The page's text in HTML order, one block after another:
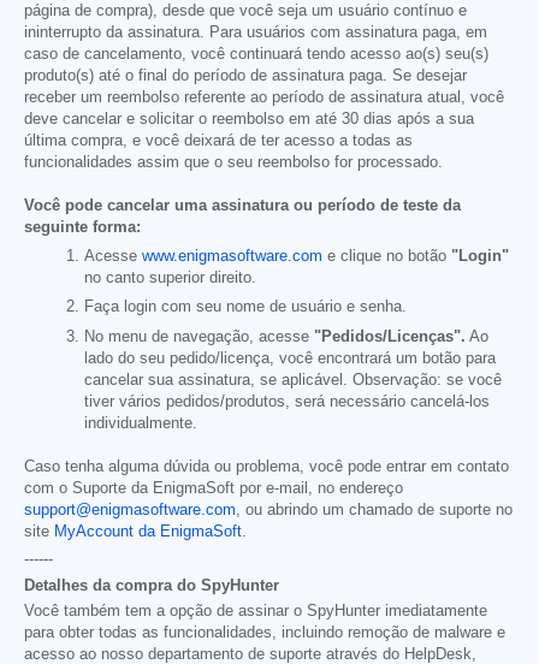
página de compra), desde que você seja um usuário contínuo e
ininterrupto da assinatura. Para usuários com assinatura paga, em
caso de cancelamento, você continuará tendo acesso ao(s) seu(s)
produto(s) até o final do período de assinatura paga. Se desejar
receber um reembolso referente ao período de assinatura atual, você
deve cancelar e solicitar o reembolso em até 30 dias após a sua
última compra, e você deixará de ter acesso a todas as
funcionalidades assim que o seu reembolso for processado.
Você pode cancelar uma assinatura ou período de teste da
seguinte forma:
Acesse www.enigmasoftware.com e clique no botão "Login"
no canto superior direito.
Faça login com seu nome de usuário e senha.
No menu de navegação, acesse "Pedidos/Licenças". Ao
lado do seu pedido/licença, você encontrará um botão para
cancelar sua assinatura, se aplicável. Observação: se você
tiver vários pedidos/produtos, será necessário cancelá-los
individualmente.
Caso tenha alguma dúvida ou problema, você pode entrar em contato
com o Suporte da EnigmaSoft por e-mail, no endereço
support@enigmasoftware.com , ou abrindo um chamado de suporte no
site MyAccount da EnigmaSoft
------
Detalhes da compra do SpyHunter
Você também tem a opção de assinar o SpyHunter imediatamente
para obter todas as funcionalidades, incluindo remoção de malware e
acesso ao nosso departamento de suporte através do HelpDesk,